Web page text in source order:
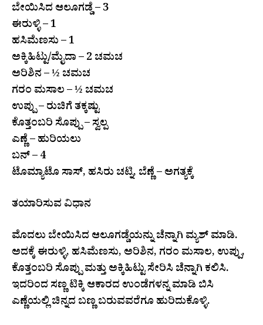
ಬೇಯಿಸಿದ ಆಲೂಗಡ್ಡೆ – 3
ಈರುಳ್ಳಿ – 1
ಹಸಿಮೆಣಸು – 1
ಅಕ್ಕಿಹಿಟ್ಟು/ಮೈದಾ – 2 ಚಮಚ
ಅರಿಶಿನ – ½ ಚಮಚ
ಗರಂ ಮಸಾಲ – ½ ಚಮಚ
ಉಪ್ಪು – ರುಚಿಗೆ ತಕ್ಕಷ್ಟು
ಕೊತ್ತಂಬರಿ ಸೊಪ್ಪು – ಸ್ವಲ್ಪ
ಎಣ್ಣೆ – ಹುರಿಯಲು
ಬನ್ – 4
ಟೊಮ್ಯಾಟೊ ಸಾಸ್, ಹಸಿರು ಚಟ್ನಿ, ಬೆಣ್ಣೆ – ಅಗತ್ಯಕ್ಕೆ
ತಯಾರಿಸುವ ವಿಧಾನ
ಮೊದಲು ಬೇಯಿಸಿದ ಆಲೂಗಡ್ಡೆಯನ್ನು ಚೆನ್ನಾಗಿ ಮ್ಯಶ್ ಮಾಡಿ.
ಅದಕ್ಕೆ ಈರುಳ್ಳಿ, ಹಸಿಮೆಣಸು, ಅರಿಶಿನ, ಗರಂ ಮಸಾಲ, ಉಪ್ಪು,
ಕೊತ್ತಂಬರಿ ಸೊಪ್ಪು ಮತ್ತು ಅಕ್ಕಿಹಿಟ್ಟು ಸೇರಿಸಿ ಚೆನ್ನಾಗಿ ಕಲಿಸಿ.
ಇದರಿಂದ ಸಣ್ಣ ಟಿಕ್ಕಿ ಆಕಾರದ ಉಂಡೆಗಳನ್ನ ಮಾಡಿ ಬಿಸಿ
ಎಣ್ಣೆಯಲ್ಲಿ ಚಿನ್ನದ ಬಣ್ಣ ಬರುವವರೆಗೂ ಹುರಿದುಕೊಳ್ಳಿ.